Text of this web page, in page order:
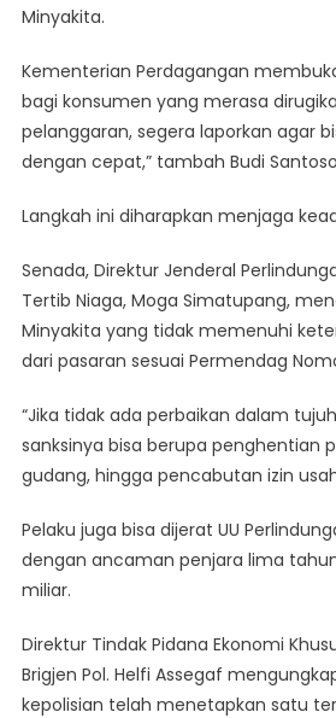
Minyakita.
Kementerian Perdagangan
bagi konsumen yang merasa
pelanggaran, segera laporkan agar
dengan cepat,” tambah Budi
Langkah ini diharapkan menjaga
Senada, Direktur Jenderal
Tertib Niaga, Moga Simatupang,
Minyakita yang tidak memenuhi
dari pasaran sesuai Permendag
“Jika tidak ada perbaikan dalam
sanksinya bisa berupa penghentian
gudang, hingga pencabutan izin
Pelaku juga bisa dijerat UU
dengan ancaman penjara lima
miliar.
Direktur Tindak Pidana Ekonomi
Brigjen Pol. Helfi Assegaf
kepolisian telah menetapkan satu